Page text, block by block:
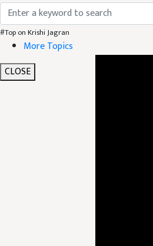
#Top on Krishi Jagran
More Topics
CLOSE